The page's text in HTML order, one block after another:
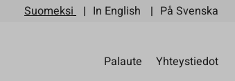
Suomeksi In English På Svenska
Palaute Yhteystiedot